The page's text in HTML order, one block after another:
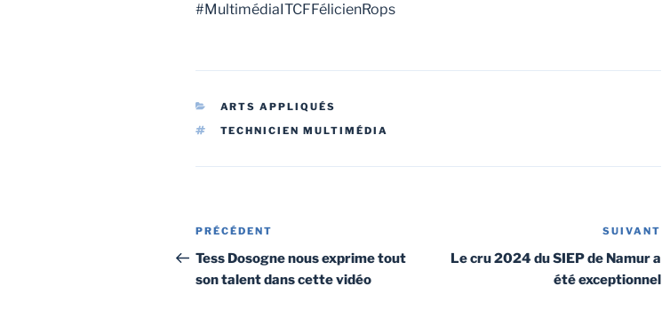
#MultimédiaITCFFélicienRops
CATÉGORIES
ARTS APPLIQUÉS
ÉTIQUETTES
TECHNICIEN MULTIMÉDIA
Navigation
de
l’article
Article
précédent
PRÉCÉDENT
Tess Dosogne nous exprime tout
son talent dans cette vidéo
SUIVANT
Le cru 2024 du SIEP de Namur a
été exceptionnel